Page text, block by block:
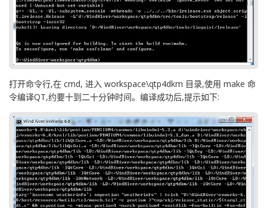
打开命令行,在 cmd, 进入 workspace\qtp4dkm 目录,使用 make 命
令编译QT,约要十到二十分钟时间。编译成功后,提示如下: